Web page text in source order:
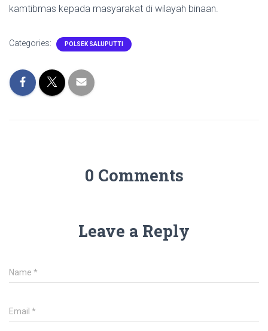
kamtibmas kepada masyarakat di wilayah binaan.
Categories: POLSEK SALUPUTTI
0 Comments
Leave a Reply
Name *
Email *